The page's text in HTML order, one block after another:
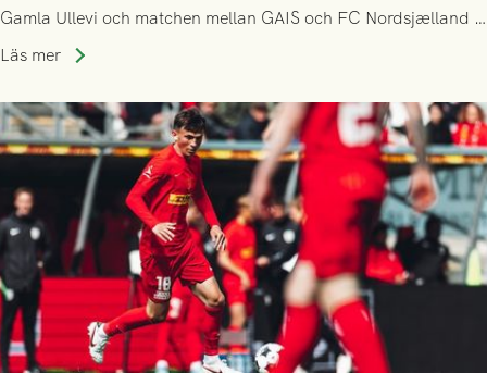
Gamla Ullevi och matchen mellan GAIS och FC Nordsjælland i
kvalet till Conference League! Avspark kl 19.00 på torsdag
Läs mer